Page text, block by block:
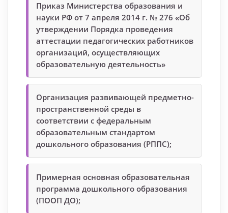
Приказ Министерства образования и
науки РФ от 7 апреля 2014 г. № 276 «Об
утверждении Порядка проведения
аттестации педагогических работников
организаций, осуществляющих
образовательную деятельность»
Организация развивающей предметно-
пространственной среды в
соответствии с федеральным
образовательным стандартом
дошкольного образования (РППС);
Примерная основная образовательная
программа дошкольного образования
(ПООП ДО);